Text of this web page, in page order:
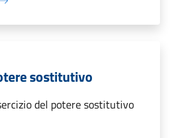
sostitutivo
del potere sostitutivo